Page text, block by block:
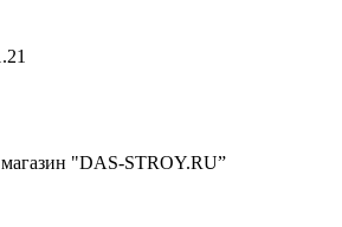
"DAS-STROY.RU”